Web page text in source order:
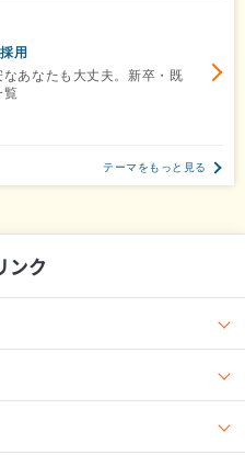
用
あなたも大丈夫。新卒・既
覧
テーマをもっと見る
ンク